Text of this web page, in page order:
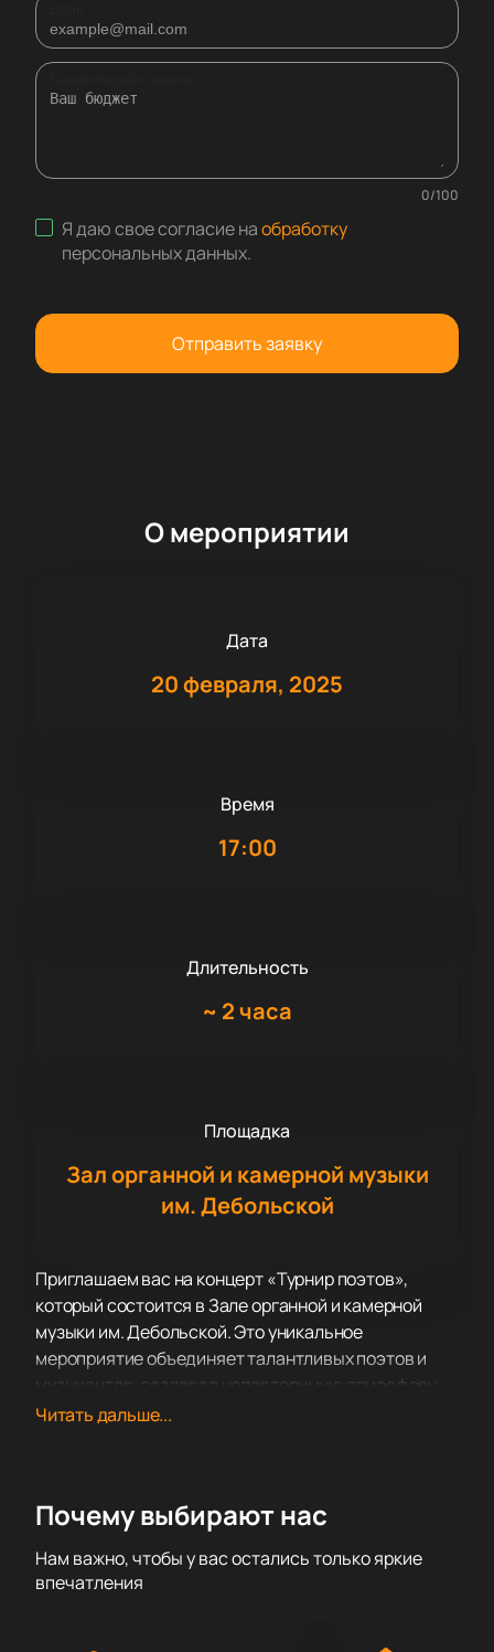
0/100
Я даю свое согласие наобработку
персональных данных.
Отправить заявку
О мероприятии
Дата
20 февраля, 2025
Время
17:00
Длительность
~ 2 часа
Площадка
Зал органной и камерной музыки
им. Дебольской
Приглашаем вас на концерт «Турнир поэтов»,
который состоится в Зале органной и камерной
музыки им. Дебольской. Это уникальное
мероприятие объединяет талантливых поэтов и
музыкантов, создавая неповторимую атмосферу
синтеза слова и музыки. Концерт обещает стать
произведениями.
это одна из самых престижных площадок города,
известная своей великолепной акустикой и
Читать дальше...
Почему выбирают нас
Нам важно, чтобы у вас остались только яркие
впечатления